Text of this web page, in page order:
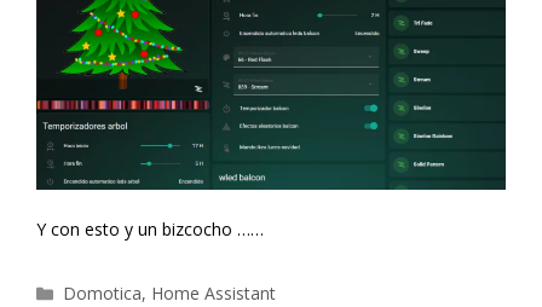
Y con esto y un bizcocho ……
Categorías
Domotica, Home Assistant